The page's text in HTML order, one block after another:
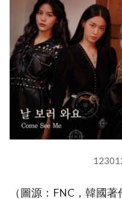
（圖源：FNC，韓國著